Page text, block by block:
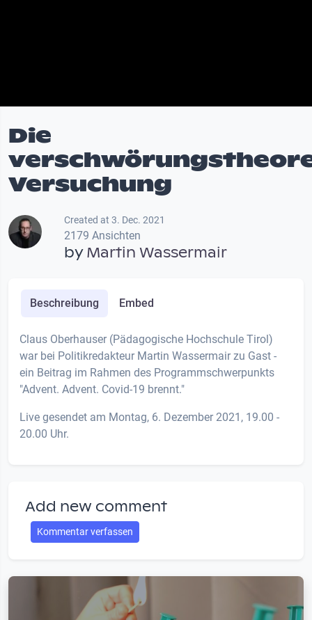
Die
Versuchung
Created at 3. Dec. 2021
2179 Ansichten
byMartin Wassermair
Beschreibung Embed
Claus Oberhauser (Pädagogische Hochschule Tirol)
war bei Politikredakteur Martin Wassermair zu Gast -
ein Beitrag im Rahmen des Programmschwerpunkts
"Advent. Advent. Covid-19 brennt."
Live gesendet am Montag, 6. Dezember 2021, 19.00 -
20.00 Uhr.
Add new comment
Kommentar verfassen